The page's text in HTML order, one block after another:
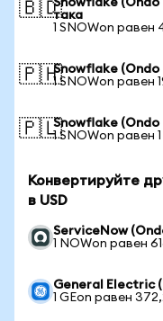
🇧🇩Snowflake (Ondo
така
1 SNOWon равен
🇵🇭Snowflake
1 SNOWon равен
🇵🇱Snowflake (Ondo
1 SNOWon равен
Конвертируйте
в USD
ServiceNow
1 NOWon равен
General Electric
1 GEon равен